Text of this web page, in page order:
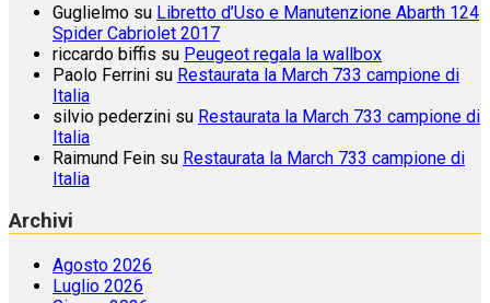
Guglielmo su Libretto d’Uso e Manutenzione Abarth 124
Spider Cabriolet 2017
riccardo biffis su Peugeot regala la wallbox
Paolo Ferrini su Restaurata la March 733 campione di
Italia
silvio pederzini su Restaurata la March 733 campione di
Italia
Raimund Fein su Restaurata la March 733 campione di
Italia
Archivi
Agosto 2026
Luglio 2026